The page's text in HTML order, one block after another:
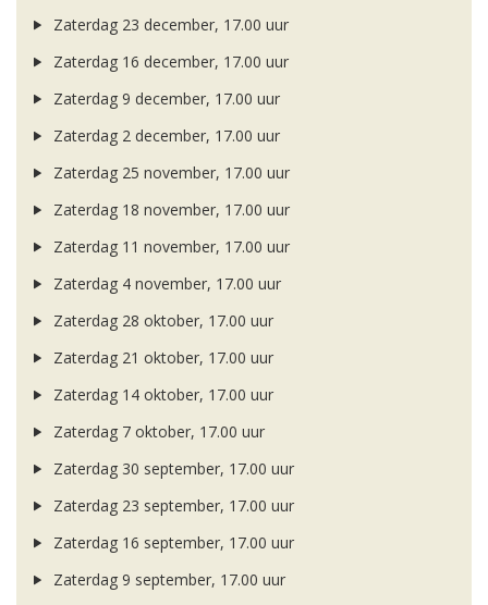
Zaterdag 23 december, 17.00 uur
Zaterdag 16 december, 17.00 uur
Zaterdag 9 december, 17.00 uur
Zaterdag 2 december, 17.00 uur
Zaterdag 25 november, 17.00 uur
Zaterdag 18 november, 17.00 uur
Zaterdag 11 november, 17.00 uur
Zaterdag 4 november, 17.00 uur
Zaterdag 28 oktober, 17.00 uur
Zaterdag 21 oktober, 17.00 uur
Zaterdag 14 oktober, 17.00 uur
Zaterdag 7 oktober, 17.00 uur
Zaterdag 30 september, 17.00 uur
Zaterdag 23 september, 17.00 uur
Zaterdag 16 september, 17.00 uur
Zaterdag 9 september, 17.00 uur